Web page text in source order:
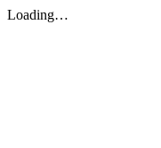
Loading…